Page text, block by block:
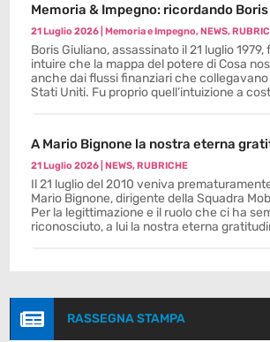
Memoria & Impegno: ricordando
21 Luglio 2026 |Memoria e Impegno,NEWS,
Boris Giuliano, assassinato il 21 luglio 1979,
intuire che la mappa del potere di Cosa
anche dai flussi finanziari che
Stati Uniti. Fu proprio quell’intuizione a
A Mario Bignone la nostra eterna
21 Luglio 2026 |NEWS,RUBRICHE
Il 21 luglio del 2010 veniva
Mario Bignone, dirigente della Squadra
Per la legittimazione e il ruolo che ci ha
riconosciuto, a lui la nostra eterna
 RASSEGNA STAMPA